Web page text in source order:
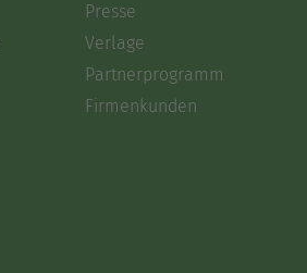
Presse
Verlage
Partnerprogramm
Firmenkunden